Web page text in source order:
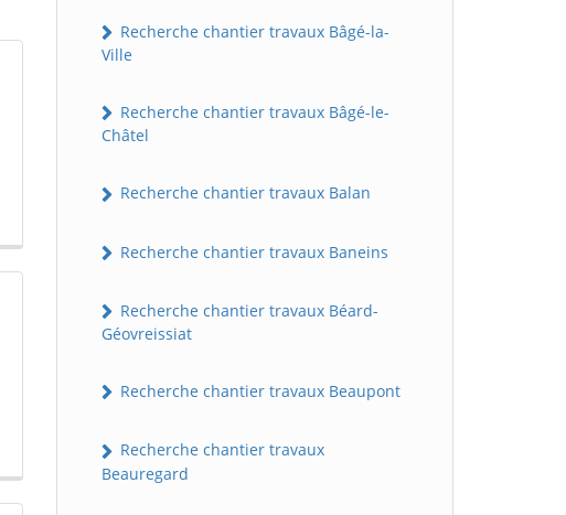
Recherche chantier travaux Bâgé-la-
Ville
Recherche chantier travaux Bâgé-le-
Châtel
Recherche chantier travaux Balan
Recherche chantier travaux Baneins
Recherche chantier travaux Béard-
Géovreissiat
Recherche chantier travaux Beaupont
Recherche chantier travaux
Beauregard